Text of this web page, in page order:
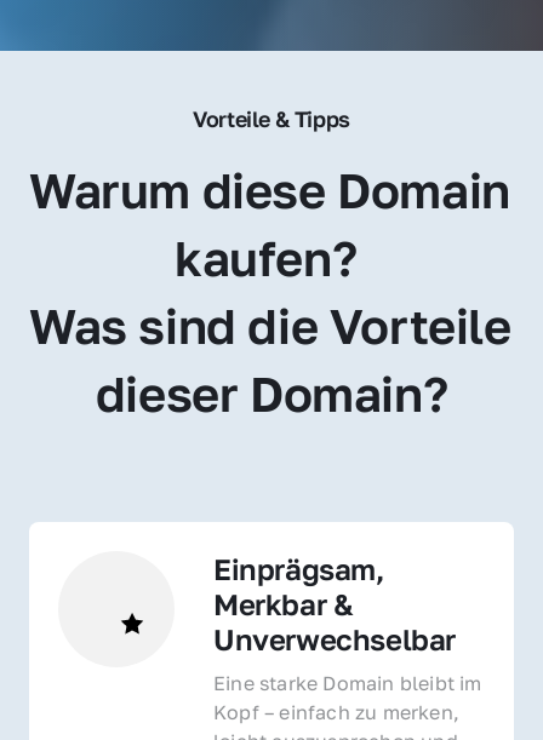
Vorteile & Tipps
Warum diese Domain
kaufen?
Was sind die Vorteile
dieser Domain?
Einprägsam,
Merkbar &
Unverwechselbar
Eine starke Domain bleibt im
Kopf – einfach zu merken,